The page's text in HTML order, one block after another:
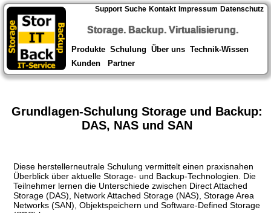
Support Suche Kontakt Impressum Datenschutz
Storage. Backup. Virtualisierung.
Produkte Schulung Über uns Technik-Wissen
Kunden
Partner
Grundlagen-Schulung Storage und Backup:
DAS, NAS und SAN
Diese herstellerneutrale Schulung vermittelt einen praxisnahen
Überblick über aktuelle Storage- und Backup-Technologien. Die
Teilnehmer lernen die Unterschiede zwischen Direct Attached
Storage (DAS), Network Attached Storage (NAS), Storage Area
Networks (SAN), Objektspeichern und Software-Defined Storage